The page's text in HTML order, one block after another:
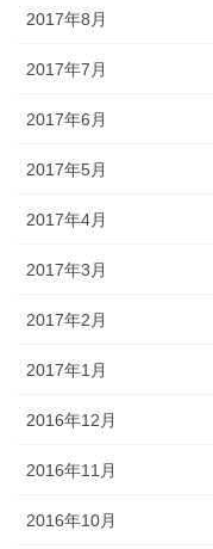
2017年8月
2017年7月
2017年6月
2017年5月
2017年4月
2017年3月
2017年2月
2017年1月
2016年12月
2016年11月
2016年10月